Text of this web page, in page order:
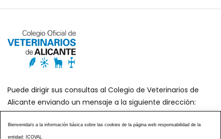
Puede dirigir sus consultas al Colegio de Veterinarios de
Alicante enviando un mensaje a la siguiente dirección:
secretaria@icoval.org
Bienvenida/o a la información básica sobre las cookies de la página web responsabilidad de la
entidad: ICOVAL